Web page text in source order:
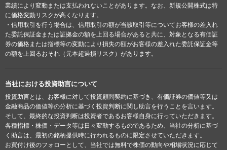
業績により変動または支払われないことがあります。なお、新規公開株式は特
に価格変動リスクが高くなります。
・信用取引を行う場合は、信用取引の額が当該取引等についてお客様の差入れ
た委託保証金または証拠金の額を上回る場合があると共に、対象となる有価証
券の価格または指標等の変動により損失の額がお客様の差入れた委託保証金等
の額を上回るおそれ（元本超過損リスク）があります。
当社における投資助言について
投資助言とは、お客様に対して投資顧問契約に基づき、有価証券の価値等又は
金融商品の価値等の分析に基づく投資判断に関し助言を行うことを言います。
そして、最終的な投資判断は投資者であるお客様自身に行っていただきます。
各種指標・株価・データ等は日々変動するものであるため、当社の分析に基づ
く助言は、最初の銘柄提供時に行われるものに限定させていただきます。
お買付け後のフォローとして、当社では無料で株価の動向や相場状況に応じて